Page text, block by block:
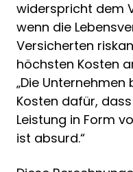
widerspricht dem
wenn die
Versicherten
höchsten Kosten
„Die
Kosten dafür,
Leistung in Form
ist absurd.“